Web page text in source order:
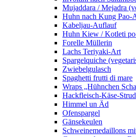
Mujaddara / Mejadra
Huhn nach Kung Pao-
Kabeljau-Auflauf
Huhn Kiew / Kotleti
Forelle Müllerin
Lachs Teriyaki-Art
Spargelquiche
Zwiebelgulasch
Spaghetti frutti di mare
Wraps „Hühnchen
Hackfleisch-Käse-
Himmel un Äd
Ofenspargel
Gänsekeulen
Schweinemedaillons